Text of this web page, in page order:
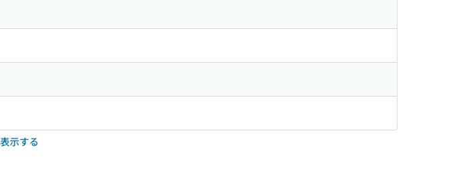
示する